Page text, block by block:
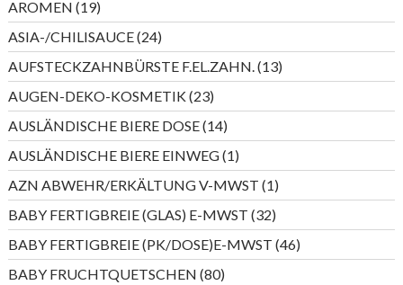
AROMEN 1919
Produkte
ASIA-/CHILISAUCE 2424
Produkte
AUFSTECKZAHNBÜRSTE F.EL.ZAHN. 1313
Produkte
AUGEN-DEKO-KOSMETIK 2323
Produkte
AUSLÄNDISCHE BIERE DOSE 1414
Produkte
AUSLÄNDISCHE BIERE EINWEG 11
Produkt
AZN ABWEHR/ERKÄLTUNG V-MWST 11
Produkt
BABY FERTIGBREIE (GLAS) E-MWST 3232
Produkte
BABY FERTIGBREIE (PK/DOSE)E-MWST 4646
Produkte
BABY FRUCHTQUETSCHEN 8080